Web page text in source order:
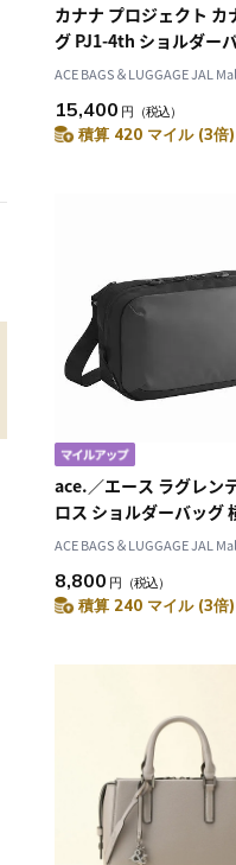
カナナ プロジェクト カ
グ PJ1-4th ショルダー
67641
ACE BAGS＆LUGGAGE JAL
15,400 円 （税込）
積算 420 マイル (3倍)
ace.／エース ラグレン
ロス ショルダーバッグ
68792
ACE BAGS＆LUGGAGE JAL
8,800 円 （税込）
積算 240 マイル (3倍)